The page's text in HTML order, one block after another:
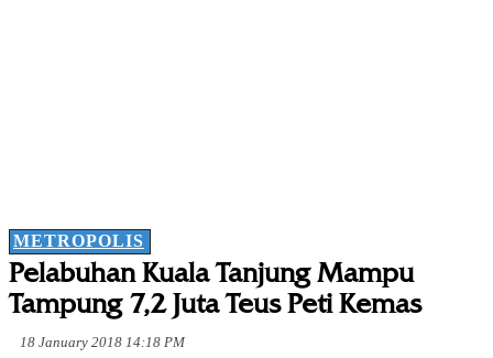
METROPOLIS
Pelabuhan Kuala Tanjung Mampu
Tampung 7,2 Juta Teus Peti Kemas
18 January 2018 14:18 PM